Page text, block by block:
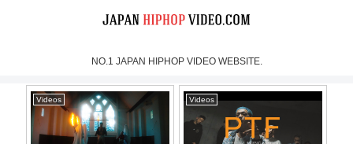
NO.1 JAPAN HIPHOP VIDEO WEBSITE.
Videos Videos